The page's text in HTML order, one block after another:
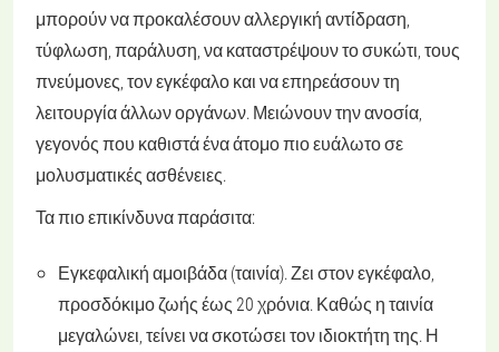
μπορούν να προκαλέσουν αλλεργική αντίδραση,
τύφλωση, παράλυση, να καταστρέψουν το συκώτι, τους
πνεύμονες, τον εγκέφαλο και να επηρεάσουν τη
λειτουργία άλλων οργάνων. Μειώνουν την ανοσία,
γεγονός που καθιστά ένα άτομο πιο ευάλωτο σε
μολυσματικές ασθένειες.
Τα πιο επικίνδυνα παράσιτα:
Εγκεφαλική αμοιβάδα (ταινία). Ζει στον εγκέφαλο,
προσδόκιμο ζωής έως 20 χρόνια. Καθώς η ταινία
μεγαλώνει, τείνει να σκοτώσει τον ιδιοκτήτη της. Η